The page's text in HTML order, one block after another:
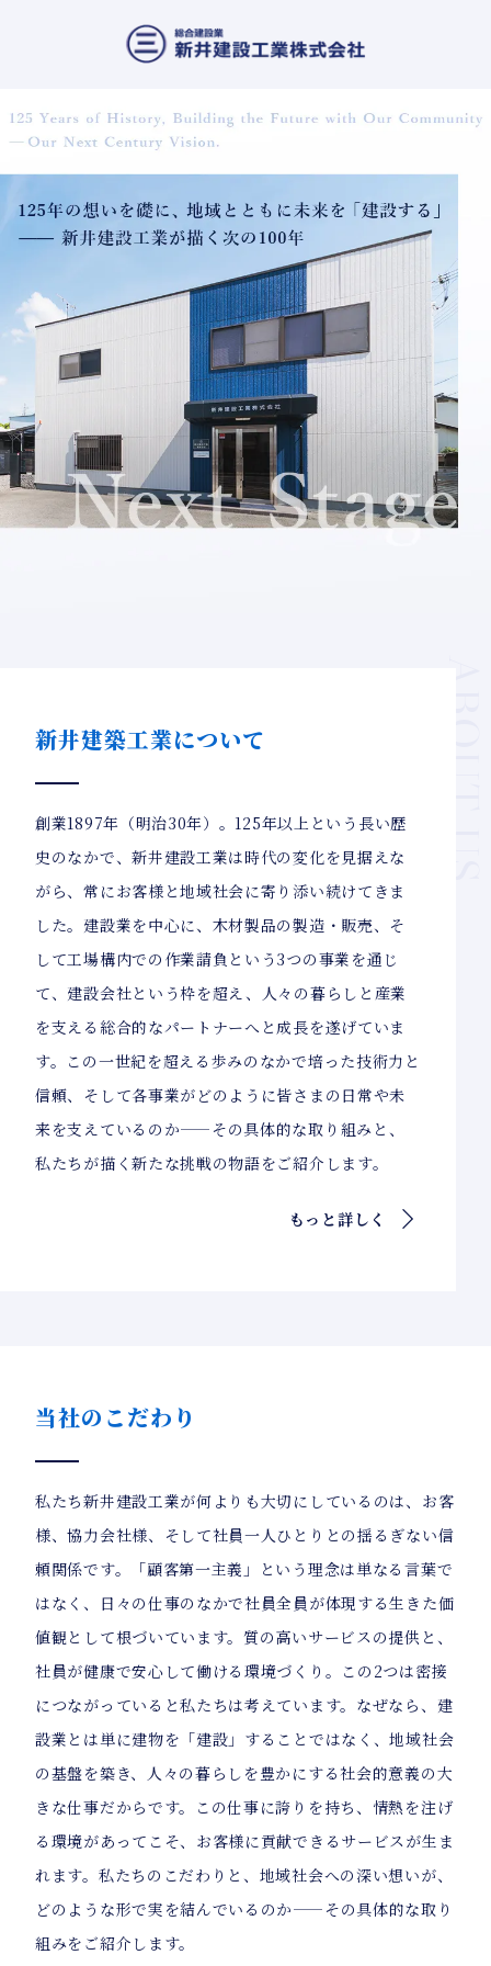
新井建築工業について
創業1897年（明治30年）。125年以上という長い歴
史のなかで、新井建設工業は時代の変化を見据えな
がら、常にお客様と地域社会に寄り添い続けてきま
した。建設業を中心に、木材製品の製造・販売、そ
して工場構内での作業請負という3つの事業を通じ
て、建設会社という枠を超え、人々の暮らしと産業
を支える総合的なパートナーへと成長を遂げていま
す。この一世紀を超える歩みのなかで培った技術力と
信頼、そして各事業がどのように皆さまの日常や未
来を支えているのか——その具体的な取り組みと、
私たちが描く新たな挑戦の物語をご紹介します。
もっと詳しく
当社のこだわり
私たち新井建設工業が何よりも大切にしているのは、お客
様、協力会社様、そして社員一人ひとりとの揺るぎない信
頼関係です。「顧客第一主義」という理念は単なる言葉で
はなく、日々の仕事のなかで社員全員が体現する生きた価
値観として根づいています。質の高いサービスの提供と、
社員が健康で安心して働ける環境づくり。この2つは密接
につながっていると私たちは考えています。なぜなら、建
設業とは単に建物を「建設」することではなく、地域社会
の基盤を築き、人々の暮らしを豊かにする社会的意義の大
きな仕事だからです。この仕事に誇りを持ち、情熱を注げ
る環境があってこそ、お客様に貢献できるサービスが生ま
れます。私たちのこだわりと、地域社会への深い想いが、
どのような形で実を結んでいるのか——その具体的な取り
組みをご紹介します。